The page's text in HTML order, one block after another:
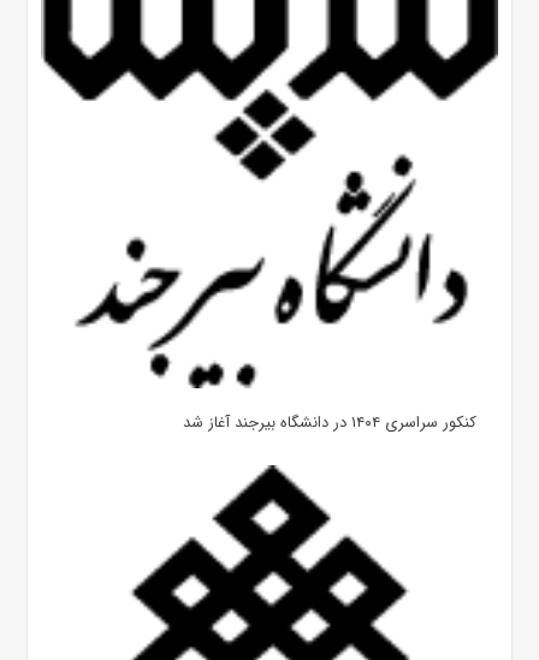
کنکور سراسری ۱۴۰۴ در دانشگاه بیرجند آغاز شد